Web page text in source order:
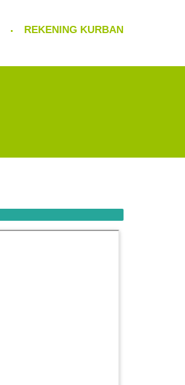
REKENING KURBAN